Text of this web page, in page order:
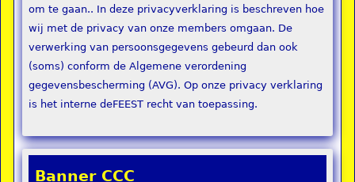
om te gaan.. In deze privacyverklaring is beschreven hoe
wij met de privacy van onze members omgaan. De
verwerking van persoonsgegevens gebeurd dan ook
(soms) conform de Algemene verordening
gegevensbescherming (AVG). Op onze privacy verklaring
is het interne deFEEST recht van toepassing.
Banner CCC